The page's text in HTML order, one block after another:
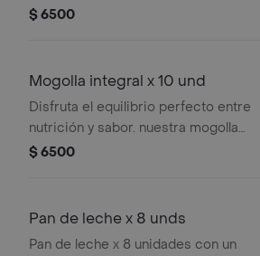
tradicional con el toque dulce y
para acompañar tu café, chocolate o
para un snack rápido a cualquier hora
del día.
$ 6500
Mogolla integral x 10 und
Disfruta el equilibrio perfecto entre
nutrición y sabor. nuestra mogolla
integral ofrece una miga suave y un
ligera. el toque artesanal de tostao'
$ 6500
Pan de leche x 8 unds
Pan de leche x 8 unidades con un